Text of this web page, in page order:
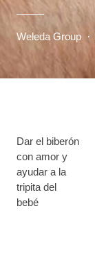
Weleda Group ·
Dar el biberón
con amor y
ayudar a la
tripita del
bebé